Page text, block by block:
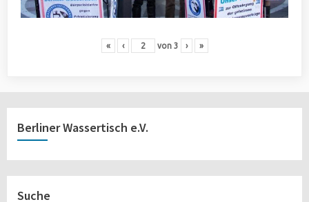
« ‹ von 3 › »
Berliner Wassertisch e.V.
Suche